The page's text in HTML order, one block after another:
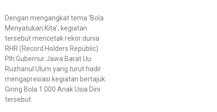
Dengan mengangkat tema ‘Bola
Menyatukan Kita’, kegiatan
tersebut mencetak rekor dunia
RHR (Record Holders Republic).
Plh Gubernur Jawa Barat Uu
Ruzhanul Ulum yang turut hadir
mengapresiasi kegiatan bertajuk
Giring Bola 1.000 Anak Usia Dini
tersebut.